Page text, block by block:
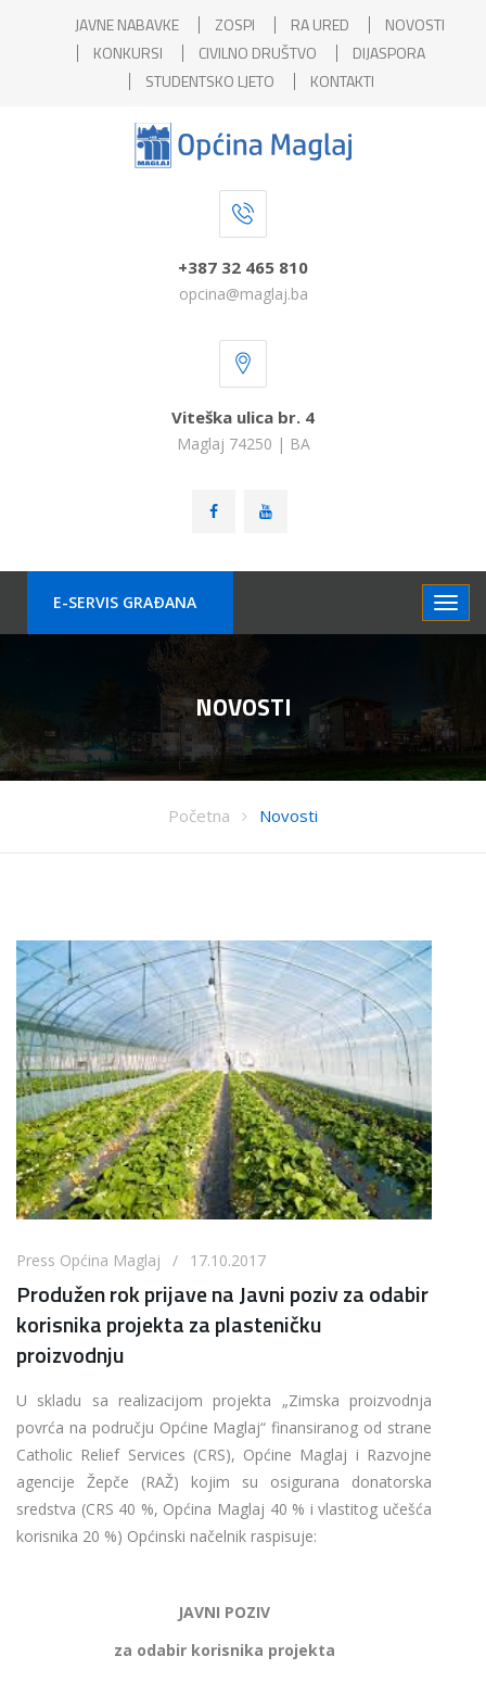
JAVNE NABAVKE ZOSPI RA URED
NOVOSTI
KONKURSI
CIVILNO DRUŠTVO
DIJASPORA
STUDENTSKO LJETO
KONTAKTI
+387 32 465 810
opcina@maglaj.ba
Viteška ulica br. 4
Maglaj 74250 | BA
E-SERVIS GRAÐANA
NOVOSTI
Početna Novosti
Press Općina Maglaj / 17.10.2017
Produžen rok prijave na Javni poziv za odabir
korisnika projekta za plasteničku
proizvodnju
U skladu sa realizacijom projekta „Zimska proizvodnja
povrća na području Općine Maglaj“ finansiranog od strane
Catholic Relief Services (CRS), Općine Maglaj i Razvojne
agencije Žepče (RAŽ) kojim su osigurana donatorska
sredstva (CRS 40 %, Općina Maglaj 40 % i vlastitog učešća
korisnika 20 %) Općinski načelnik raspisuje:
JAVNI POZIV
za odabir korisnika projekta